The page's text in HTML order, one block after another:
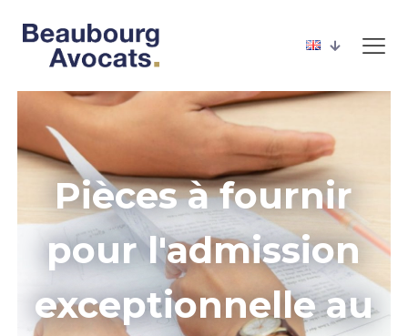
Pièces à fournir
pour l'admission
exceptionnelle au